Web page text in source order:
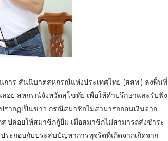
การ สันนิบาตสหกรณ์แห่งประเทศไทย (สสท.) ลงพื้นที่
ย สหกรณ์จังหวัดสุโขทัย เพื่อให้คำปรึกษาและรับฟัง
ากฏเป็นข่าว กรณีสมาชิกไม่สามารถถอนเงินจาก
ปล่อยให้สมาชิกกู้ยืม เมื่อสมาชิกไม่สามารถส่งชำระ
ะกอบกับประสบปัญหาการทุจริตที่เกิดจากเกิดจาก